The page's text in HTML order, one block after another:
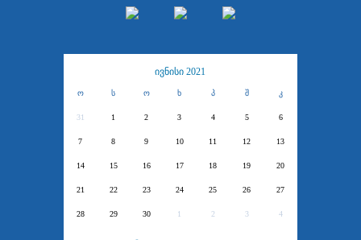
ივნისი 2021
ო ს ო ხ პ შ კ
31 1 2 3 4 5 6
7 8 9 10 11 12 13
14 15 16 17 18 19 20
21 22 23 24 25 26 27
28 29 30 1 2 3 4